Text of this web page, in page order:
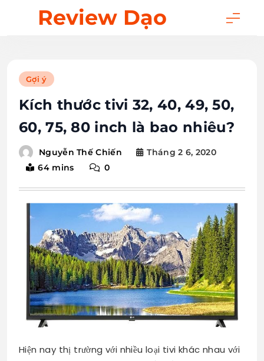
Review Dạo
Gợi ý
Kích thước tivi 32, 40, 49, 50,
60, 75, 80 inch là bao nhiêu?
Nguyễn Thế Chiến
Tháng 2 6, 2020
64 mins
0
Hiện nay thị trường với nhiều loại tivi khác nhau với